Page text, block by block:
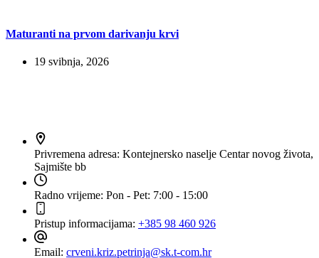
Maturanti na prvom darivanju krvi
19 svibnja, 2026
Privremena adresa: Kontejnersko naselje Centar novog života,
Sajmište bb
Radno vrijeme: Pon - Pet: 7:00 - 15:00
Pristup informacijama: +385 98 460 926
Email: crveni.kriz.petrinja@sk.t-com.hr